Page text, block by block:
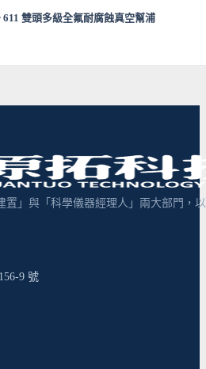
611 雙頭多級全氟耐腐蝕真空幫浦
置」與「科學儀器經理人」兩大部門，
9 號